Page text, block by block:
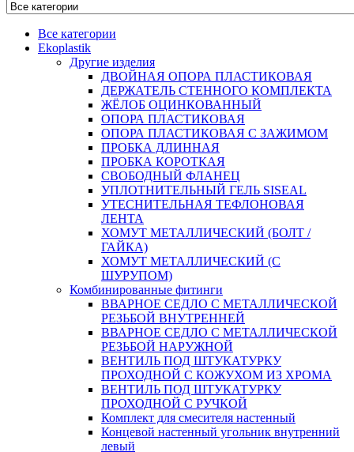
Все категории
Ekoplastik
Другие изделия
ДВОЙНАЯ ОПОРА ПЛАСТИКОВАЯ
ДЕРЖАТЕЛЬ СТЕННОГО КОМПЛЕКТА
ЖЁЛОБ ОЦИНКОВАННЫЙ
ОПОРА ПЛАСТИКОВАЯ
ОПОРА ПЛАСТИКОВАЯ С ЗАЖИМОМ
ПРОБКА ДЛИННАЯ
ПРОБКА КОРОТКАЯ
СВОБОДНЫЙ ФЛАНЕЦ
УПЛОТНИТЕЛЬНЫЙ ГЕЛЬ SISEAL
УТЕСНИТЕЛЬНАЯ ТЕФЛОНОВАЯ
ЛЕНТА
ХОМУТ МЕТАЛЛИЧЕСКИЙ (БОЛТ /
ГАЙКА)
ХОМУТ МЕТАЛЛИЧЕСКИЙ (С
ШУРУПОМ)
Комбинированные фитинги
ВВАРНОЕ СЕДЛО С МЕТАЛЛИЧЕСКОЙ
РЕЗЬБОЙ ВНУТРЕННЕЙ
ВВАРНОЕ СЕДЛО С МЕТАЛЛИЧЕСКОЙ
РЕЗЬБОЙ НАРУЖНОЙ
ВЕНТИЛЬ ПОД ШТУКАТУРКУ
ПРОХОДНОЙ С КОЖУХОМ ИЗ ХРОМА
ВЕНТИЛЬ ПОД ШТУКАТУРКУ
ПРОХОДНОЙ С РУЧКОЙ
Комплект для смесителя настенный
Концевой настенный угольник внутренний
левый